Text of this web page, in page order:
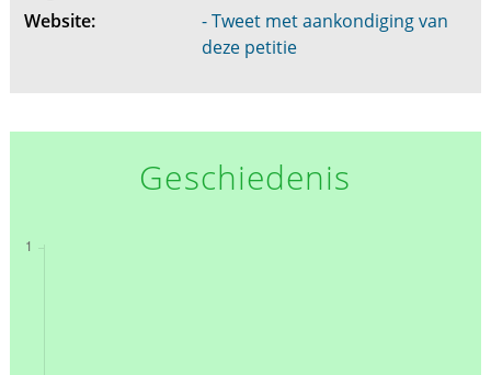
Website:
- Tweet met aankondiging van
deze petitie
Geschiedenis